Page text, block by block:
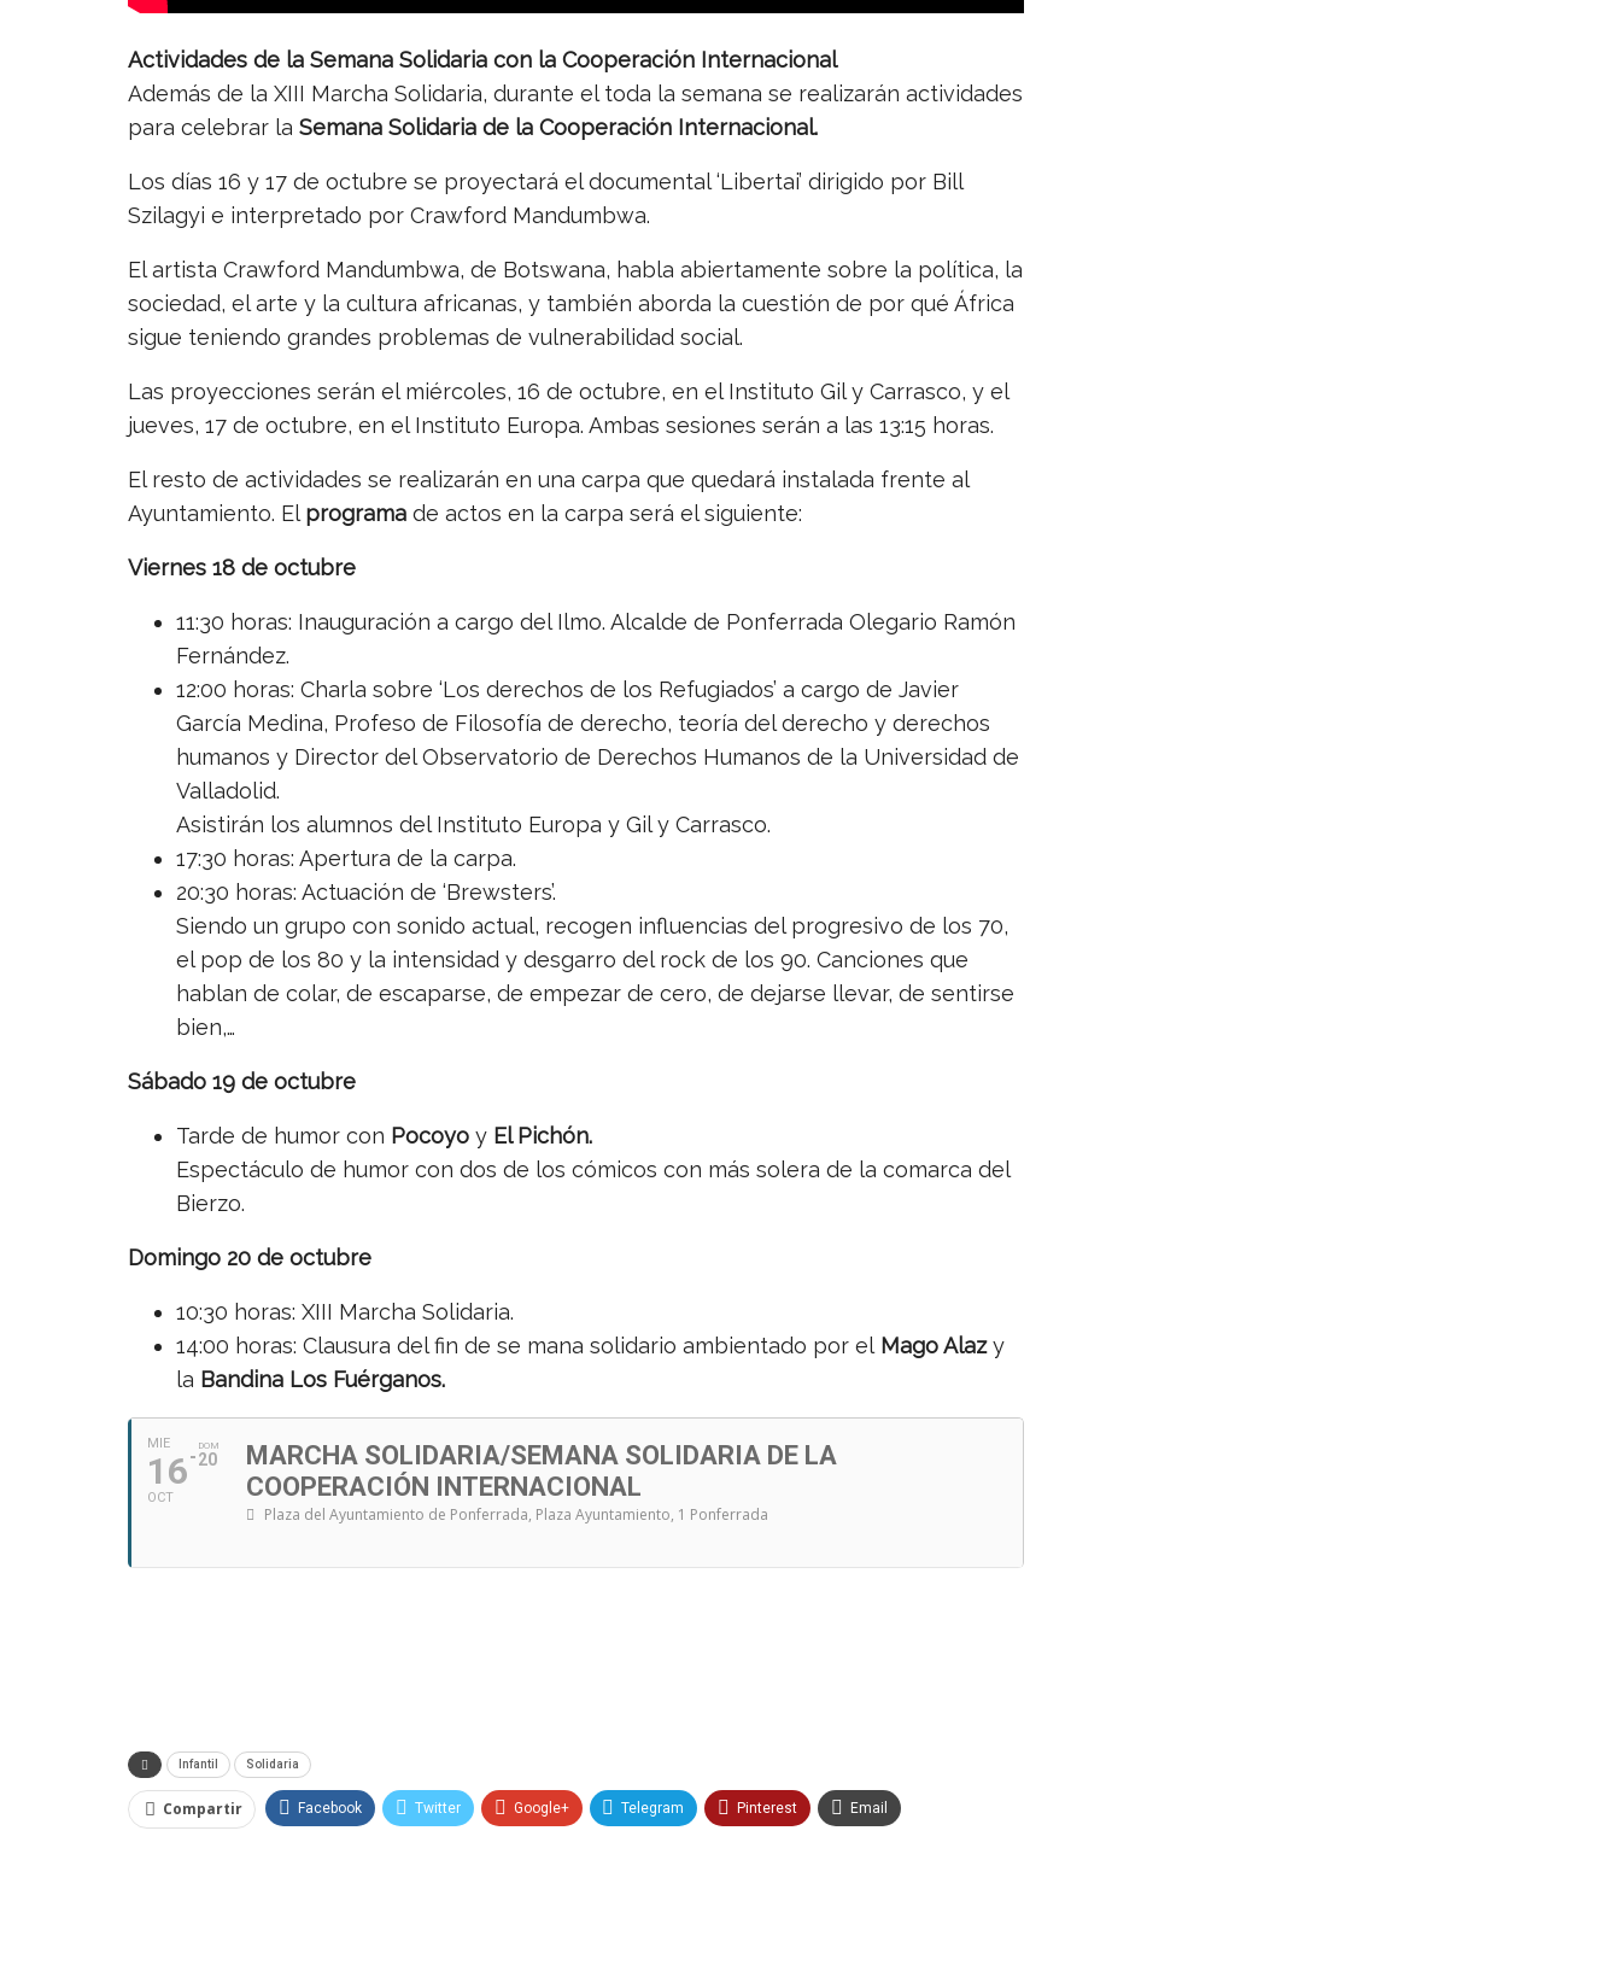
Actividades de la Semana Solidaria con la Cooperación Internacional
Además de la XIII Marcha Solidaria, durante el toda la semana se realizarán actividades
para celebrar la Semana Solidaria de la Cooperación Internacional.
Los días 16 y 17 de octubre se proyectará el documental ‘Libertai’ dirigido por Bill
Szilagyi e interpretado por Crawford Mandumbwa.
El artista Crawford Mandumbwa, de Botswana, habla abiertamente sobre la política, la
sociedad, el arte y la cultura africanas, y también aborda la cuestión de por qué África
sigue teniendo grandes problemas de vulnerabilidad social.
Las proyecciones serán el miércoles, 16 de octubre, en el Instituto Gil y Carrasco, y el
jueves, 17 de octubre, en el Instituto Europa. Ambas sesiones serán a las 13:15 horas.
El resto de actividades se realizarán en una carpa que quedará instalada frente al
Ayuntamiento. El programa de actos en la carpa será el siguiente:
Viernes 18 de octubre
11:30 horas: Inauguración a cargo del Ilmo. Alcalde de Ponferrada Olegario Ramón
Fernández.
12:00 horas: Charla sobre ‘Los derechos de los Refugiados’ a cargo de Javier
García Medina, Profeso de Filosofía de derecho, teoría del derecho y derechos
humanos y Director del Observatorio de Derechos Humanos de la Universidad de
Valladolid.
Asistirán los alumnos del Instituto Europa y Gil y Carrasco.
17:30 horas: Apertura de la carpa.
20:30 horas: Actuación de ‘Brewsters’.
Siendo un grupo con sonido actual, recogen influencias del progresivo de los 70,
el pop de los 80 y la intensidad y desgarro del rock de los 90. Canciones que
hablan de colar, de escaparse, de empezar de cero, de dejarse llevar, de sentirse
bien,…
Sábado 19 de octubre
Tarde de humor con Pocoyo y El Pichón.
Espectáculo de humor con dos de los cómicos con más solera de la comarca del
Bierzo.
Domingo 20 de octubre
10:30 horas: XIII Marcha Solidaria.
14:00 horas: Clausura del fin de se mana solidario ambientado por el Mago Alazy
la Bandina Los Fuérganos.
MIE
16
OCT
DOM
20
MARCHA SOLIDARIA/SEMANA SOLIDARIA DE LA
COOPERACIÓN INTERNACIONAL
Plaza del Ayuntamiento de Ponferrada, Plaza Ayuntamiento, 1 Ponferrada
Infantil Solidaria
Compartir Facebook Twitter Google+ Telegram Pinterest Email